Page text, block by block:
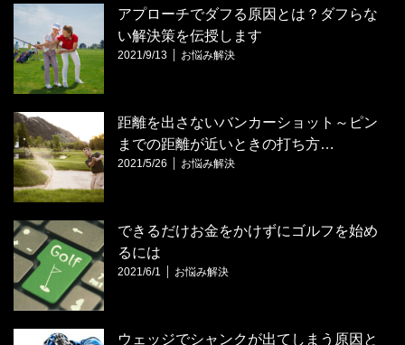
アプローチでダフる原因とは？ダフらな
い解決策を伝授します
2021/9/13 お悩み解決
距離を出さないバンカーショット～ピン
までの距離が近いときの打ち方…
2021/5/26 お悩み解決
できるだけお金をかけずにゴルフを始め
るには
2021/6/1 お悩み解決
ウェッジでシャンクが出てしまう原因と